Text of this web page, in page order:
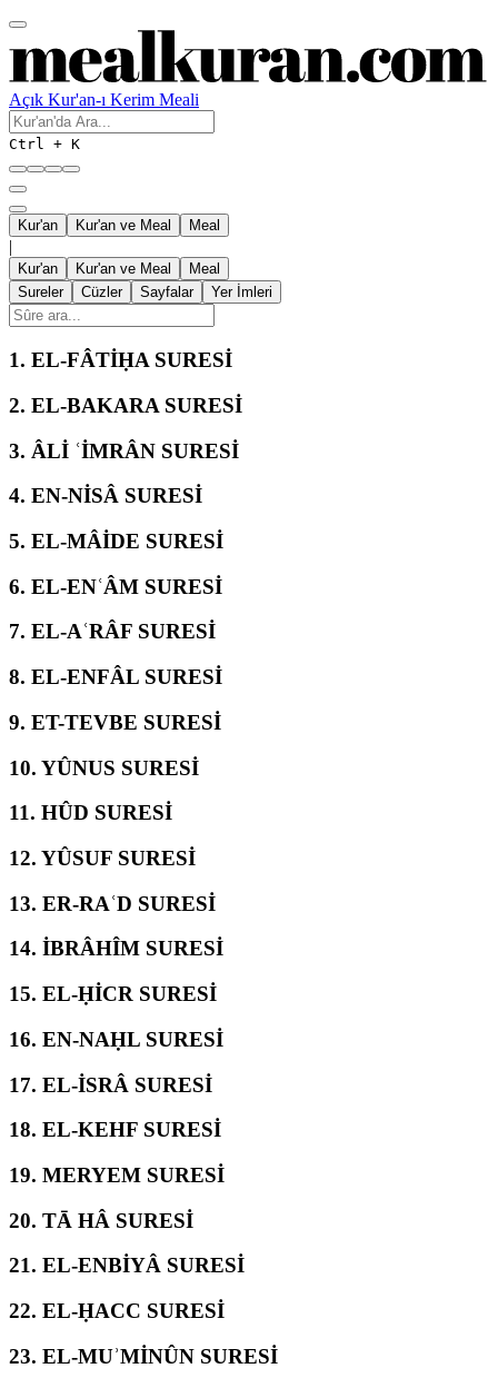
Açık Kur'an-ı Kerim Meali
Ctrl + K
Kur'an Kur'an ve Meal Meal
|
Kur'an Kur'an ve Meal
Meal
Sureler
Cüzler Sayfalar Yer İmleri
1. EL-FÂTİḤA SURESİ
2. EL-BAKARA SURESİ
3. ÂLİ ʿİMRÂN SURESİ
4. EN-NİSÂ SURESİ
5. EL-MÂİDE SURESİ
6. EL-ENʿÂM SURESİ
7. EL-AʿRÂF SURESİ
8. EL-ENFÂL SURESİ
9. ET-TEVBE SURESİ
10. YÛNUS SURESİ
11. HÛD SURESİ
12. YÛSUF SURESİ
13. ER-RAʿD SURESİ
14. İBRÂHÎM SURESİ
15. EL-ḤİCR SURESİ
16. EN-NAḤL SURESİ
17. EL-İSRÂ SURESİ
18. EL-KEHF SURESİ
19. MERYEM SURESİ
20. TĀ HÂ SURESİ
21. EL-ENBİYÂ SURESİ
22. EL-ḤACC SURESİ
23. EL-MUʾMİNÛN SURESİ